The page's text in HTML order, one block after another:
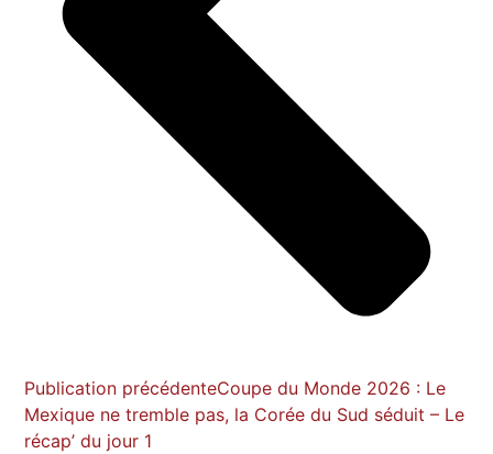
Publication précédenteCoupe du Monde 2026 : Le
Mexique ne tremble pas, la Corée du Sud séduit – Le
récap’ du jour 1